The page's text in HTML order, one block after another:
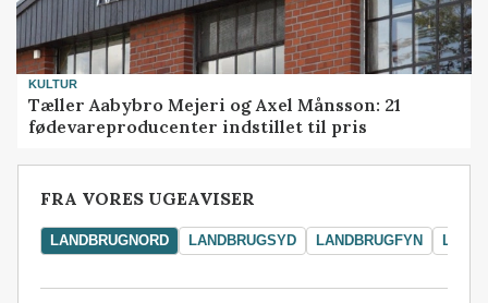
KULTUR
Tæller Aabybro Mejeri og Axel Månsson: 21
fødevareproducenter indstillet til pris
FRA VORES UGEAVISER
LANDBRUGNORD LANDBRUGSYD LANDBRUGFYN